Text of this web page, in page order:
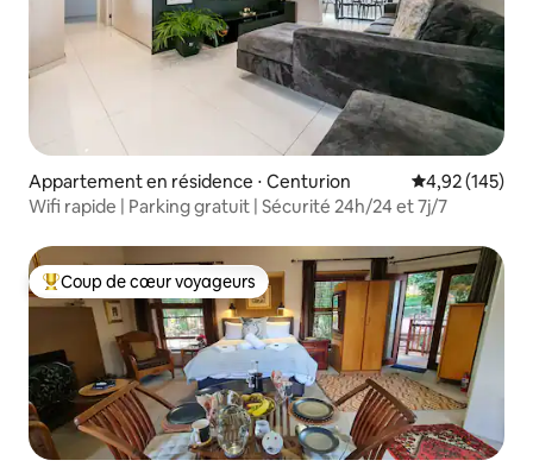
Appartement en résidence ⋅ Centurion Évaluation
4,92 (145)
Wifi rapide | Parking gratuit | Sécurité 24h/24 et 7j/7
Coups de cœur voyageurs les plus appréciés
Coup de cœur voyageurs